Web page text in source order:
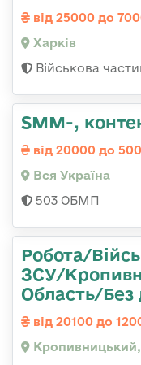
від 25000 до
Харків
Військова
SMM-,
від 20000 до
Вся Україна
503 ОБМП
Робота/
ЗСУ/
Область/Без
від 20100 до
Кропивницький,